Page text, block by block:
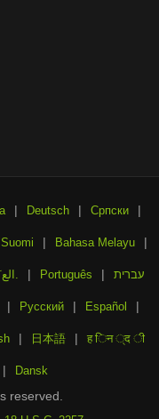
| Deutsch | Српски |
Suomi | Bahasa Melayu |
الع َر َب ِية. | Português | עברית
| Русский | Español |
| 日本語 | ह िन ्द ी
| Dansk
reserved.